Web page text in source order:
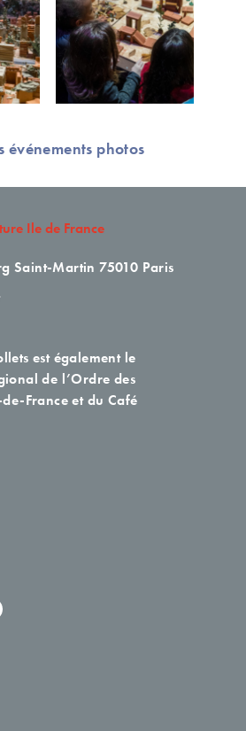
événements photos
Ile de France
Saint-Martin 75010 Paris
est également le
de l’Ordre des
France et du Café